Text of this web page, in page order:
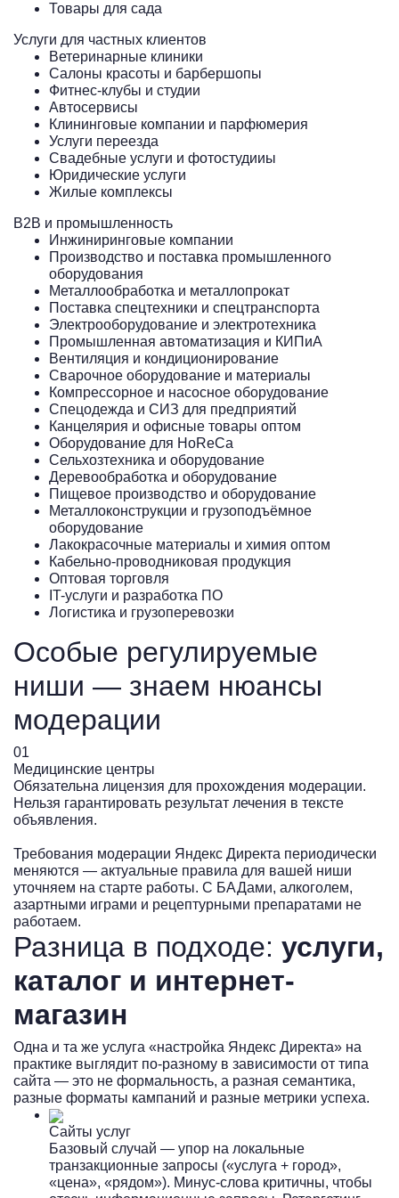
Товары для сада
Услуги для частных клиентов
Ветеринарные клиники
Салоны красоты и барбершопы
Фитнес-клубы и студии
Автосервисы
Клининговые компании и парфюмерия
Услуги переезда
Свадебные услуги и фотостудииы
Юридические услуги
Жилые комплексы
B2B и промышленность
Инжиниринговые компании
Производство и поставка промышленного
оборудования
Металлообработка и металлопрокат
Поставка спецтехники и спецтранспорта
Электрооборудование и электротехника
Промышленная автоматизация и КИПиА
Вентиляция и кондиционирование
Сварочное оборудование и материалы
Компрессорное и насосное оборудование
Спецодежда и СИЗ для предприятий
Канцелярия и офисные товары оптом
Оборудование для HoReCa
Сельхозтехника и оборудование
Деревообработка и оборудование
Пищевое производство и оборудование
Металлоконструкции и грузоподъёмное
оборудование
Лакокрасочные материалы и химия оптом
Кабельно-проводниковая продукция
Оптовая торговля
IT-услуги и разработка ПО
Логистика и грузоперевозки
Особые регулируемые
ниши — знаем нюансы
модерации
01
Медицинские центры
Обязательна лицензия для прохождения модерации.
Нельзя гарантировать результат лечения в тексте
объявления.
Требования модерации Яндекс Директа периодически
меняются — актуальные правила для вашей ниши
уточняем на старте работы. С БАДами, алкоголем,
азартными играми и рецептурными препаратами не
работаем.
Разница в подходе: услуги,
каталог и интернет-
магазин
Одна и та же услуга «настройка Яндекс Директа» на
практике выглядит по-разному в зависимости от типа
сайта — это не формальность, а разная семантика,
разные форматы кампаний и разные метрики успеха.
Сайты услуг
Базовый случай — упор на локальные
транзакционные запросы («услуга + город»,
«цена», «рядом»). Минус-слова критичны, чтобы